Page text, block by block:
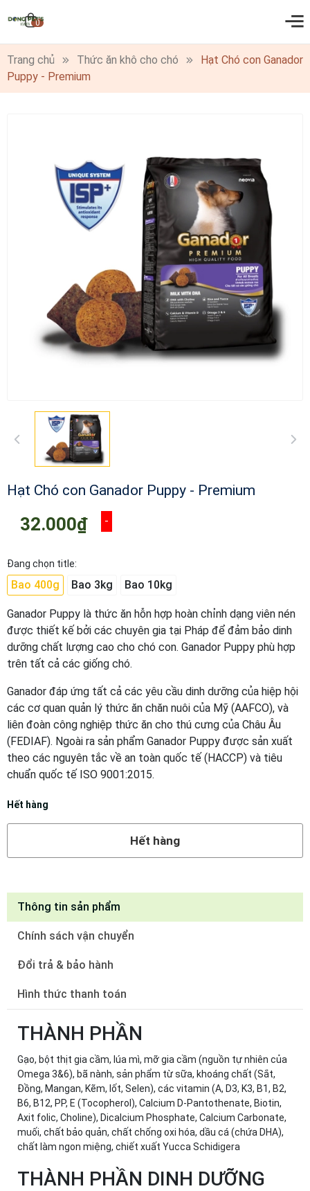
0
Trang chủ Thức ăn khô cho chó
Hạt Chó con Ganador
Puppy - Premium
Hạt Chó con Ganador Puppy - Premium
32.000₫ -
Đang chọn title:
Bao 400g Bao 3kg Bao 10kg
Ganador Puppy là thức ăn hỗn hợp hoàn chỉnh dạng viên nén
được thiết kế bởi các chuyên gia tại Pháp để đảm bảo dinh
dưỡng chất lượng cao cho chó con. Ganador Puppy phù hợp
trên tất cả các giống chó.
Ganador đáp ứng tất cả các yêu cầu dinh dưỡng của hiệp hội
các cơ quan quản lý thức ăn chăn nuôi của Mỹ (AAFCO), và
liên đoàn công nghiệp thức ăn cho thú cưng của Châu Âu
(FEDIAF). Ngoài ra sản phẩm Ganador Puppy được sản xuất
theo các nguyên tắc về an toàn quốc tế (HACCP) và tiêu
chuẩn quốc tế ISO 9001:2015.
Hết hàng
Hết hàng
Thông tin sản phẩm
Chính sách vận chuyển
Đổi trả & bảo hành
Hình thức thanh toán
THÀNH PHẦN
Gạo, bột thịt gia cầm, lúa mì, mỡ gia cầm (nguồn tự nhiên của
Omega 3&6), bã nành, sản phẩm từ sữa, khoáng chất (Sắt,
Đồng, Mangan, Kẽm, Iốt, Selen), các vitamin (A, D3, K3, B1, B2,
B6, B12, PP, E (Tocopherol), Calcium D-Pantothenate, Biotin,
Axit folic, Choline), Dicalcium Phosphate, Calcium Carbonate,
muối, chất bảo quản, chất chống oxi hóa, dầu cá (chứa DHA),
chất làm ngon miệng, chiết xuất Yucca Schidigera
THÀNH PHẦN DINH DƯỠNG